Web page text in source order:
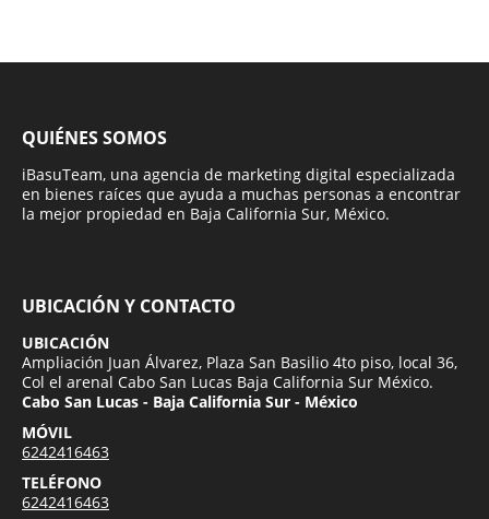
QUIÉNES SOMOS
iBasuTeam, una agencia de marketing digital especializada
en bienes raíces que ayuda a muchas personas a encontrar
la mejor propiedad en Baja California Sur, México.
UBICACIÓN Y CONTACTO
UBICACIÓN
Ampliación Juan Álvarez, Plaza San Basilio 4to piso, local 36,
Col el arenal Cabo San Lucas Baja California Sur México.
Cabo San Lucas - Baja California Sur - México
MÓVIL
6242416463
TELÉFONO
6242416463